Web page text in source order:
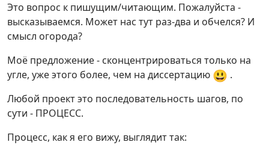
Это вопрос к пишущим/читающим. Пожалуйста -
высказываемся. Может нас тут раз-два и обчелся? И
смысл огорода?
Моё предложение - сконцентрироваться только на
угле, уже этого более, чем на диссертацию 😃 .
Любой проект это последовательность шагов, по
сути - ПРОЦЕСС.
Процесс, как я его вижу, выглядит так: